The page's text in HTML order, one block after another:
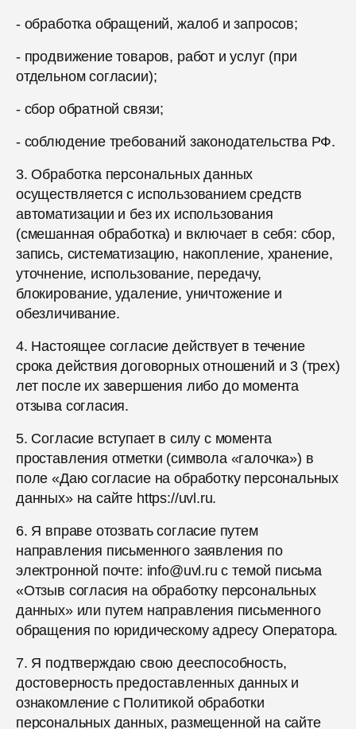
- обработка обращений, жалоб и запросов;
- продвижение товаров, работ и услуг (при
отдельном согласии);
- сбор обратной связи;
- соблюдение требований законодательства РФ.
3. Обработка персональных данных
осуществляется с использованием средств
автоматизации и без их использования
(смешанная обработка) и включает в себя: сбор,
запись, систематизацию, накопление, хранение,
уточнение, использование, передачу,
блокирование, удаление, уничтожение и
обезличивание.
4. Настоящее согласие действует в течение
срока действия договорных отношений и 3 (трех)
лет после их завершения либо до момента
отзыва согласия.
5. Согласие вступает в силу с момента
проставления отметки (символа «галочка») в
поле «Даю согласие на обработку персональных
данных» на сайте https://uvl.ru.
6. Я вправе отозвать согласие путем
направления письменного заявления по
электронной почте: info@uvl.ru с темой письма
«Отзыв согласия на обработку персональных
данных» или путем направления письменного
обращения по юридическому адресу Оператора.
7. Я подтверждаю свою дееспособность,
достоверность предоставленных данных и
ознакомление с Политикой обработки
персональных данных, размещенной на сайте